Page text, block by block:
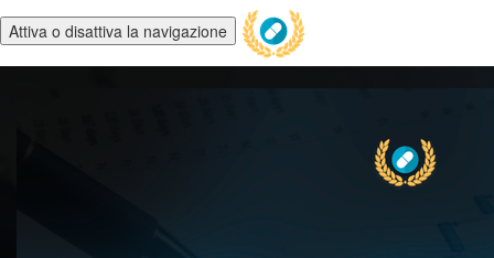
Attiva o disattiva la navigazione